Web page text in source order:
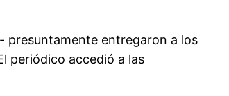
presuntamente entregaron a los
periódico accedió a las